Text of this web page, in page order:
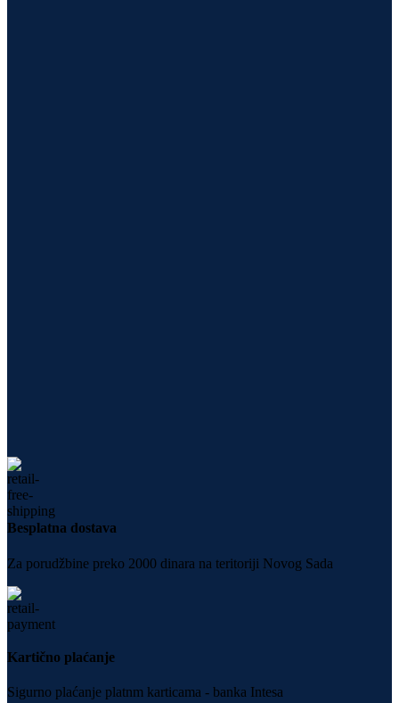
Besplatna dostava
Za porudžbine preko 2000 dinara na teritoriji Novog Sada
Kartično plaćanje
Sigurno plaćanje platnm karticama - banka Intesa